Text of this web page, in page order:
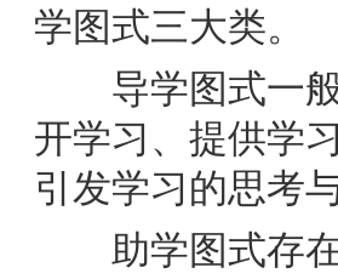
学图式三大类。
导学图式一般
开学习、提供学
引发学习的思考
助学图式存在